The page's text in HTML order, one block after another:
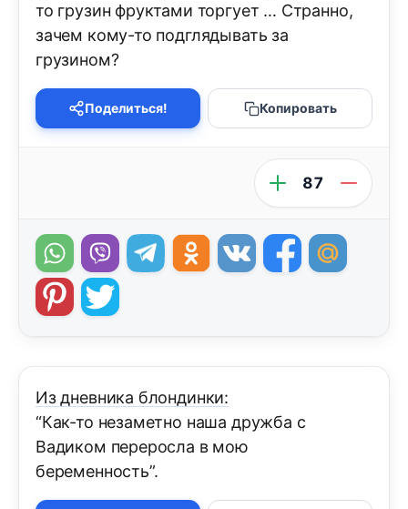
то грузин фруктами торгует … Странно,
зачем кому-то подглядывать за
грузином?
Поделиться! Копировать
87
Из дневника блондинки:
“Как-то незаметно наша дружба с
Вадиком переросла в мою
беременность”.